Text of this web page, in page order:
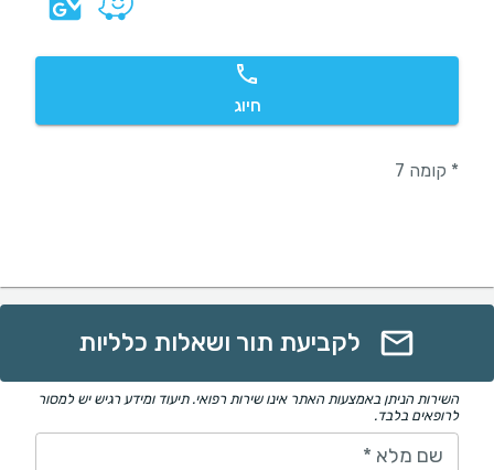
חיוג
* קומה 7
לקביעת תור ושאלות כלליות
השירות הניתן באמצעות האתר אינו שירות רפואי. תיעוד ומידע רגיש יש למסור
לרופאים בלבד.
שם מלא *